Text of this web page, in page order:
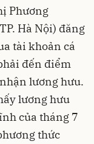
Phương
Hà Nội) đăng
tài khoản cá
đến điểm
lương hưu.
lương hưu
của tháng 7
thức